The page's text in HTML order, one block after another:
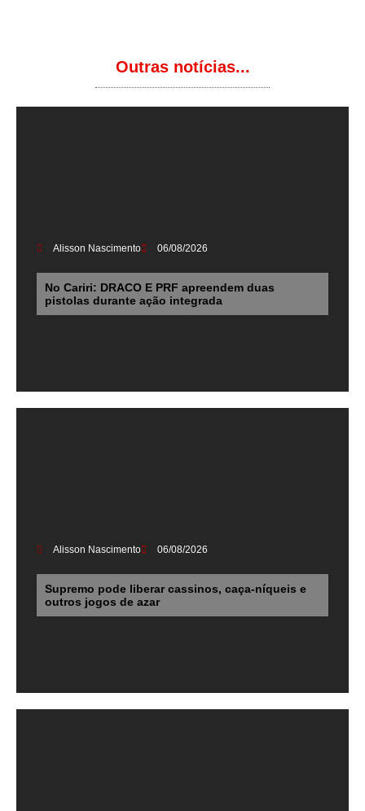
Outras notícias...
Alisson Nascimento 06/08/2026
No Cariri: DRACO E PRF apreendem duas
pistolas durante ação integrada
Alisson Nascimento 06/08/2026
Supremo pode liberar cassinos, caça-níqueis e
outros jogos de azar